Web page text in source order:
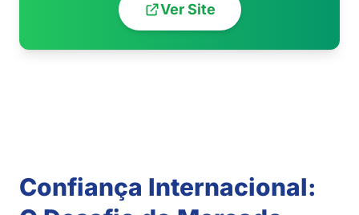
Ver Site
Confiança Internacional: